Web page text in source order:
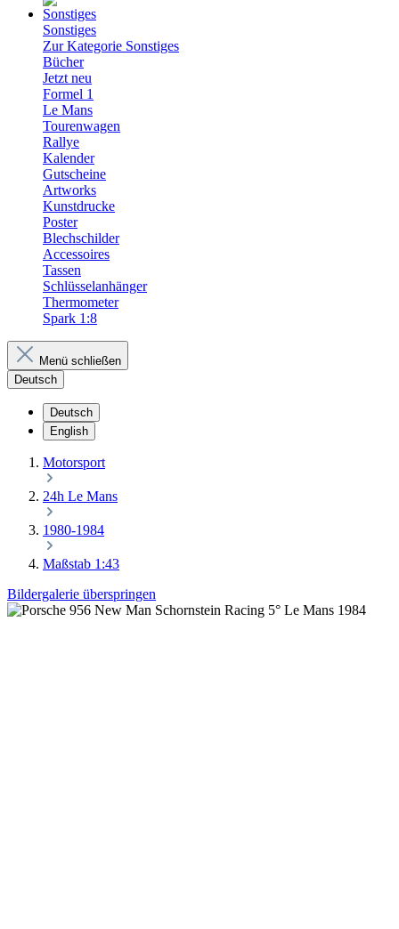
Sonstiges
Zur Kategorie Sonstiges
Bücher
Jetzt neu
Formel 1
Le Mans
Tourenwagen
Rallye
Kalender
Gutscheine
Artworks
Kunstdrucke
Poster
Blechschilder
Accessoires
Tassen
Schlüsselanhänger
Thermometer
Spark 1:8
Menü schließen
Deutsch
Deutsch
English
Motorsport
24h Le Mans
1980-1984
Maßstab 1:43
Bildergalerie überspringen